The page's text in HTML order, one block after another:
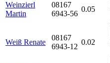
Weinzierl
Martin
08167
6943-56
0.05
Weiß Renate
08167
6943-12
0.02